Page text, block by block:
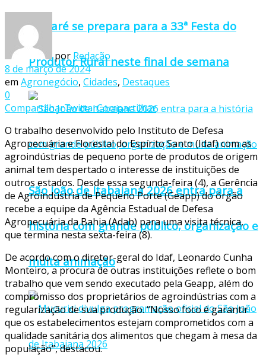
Jaguaré se prepara para a 33ª Festa do
Produtor Rural neste final de semana
São João de Itabaiana 2026 entra para a
história com grande público, organização e
muita animação
porRedação
8 de março de 2024
em Agronegócio, Cidades, Destaques
0
CompartilharTwittarCompartilhar
O trabalho desenvolvido pelo Instituto de Defesa
Agropecuária e Florestal do Espírito Santo (Idaf) com as
agroindústrias de pequeno porte de produtos de origem
animal tem despertado o interesse de instituições de
outros estados. Desde essa segunda-feira (4), a Gerência
de Agroindústria de Pequeno Porte (Geapp) do órgão
recebe a equipe da Agência Estadual de Defesa
Agropecuária da Bahia (Adab) para uma visita técnica,
que termina nesta sexta-feira (8).
De acordo com o diretor-geral do Idaf, Leonardo Cunha
Monteiro, a procura de outras instituições reflete o bom
trabalho que vem sendo executado pela Geapp, além do
compromisso dos proprietários de agroindústrias com a
regularização de sua produção. “Nosso foco é garantir
que os estabelecimentos estejam comprometidos com a
qualidade sanitária dos alimentos que chegam à mesa da
população”, destacou.